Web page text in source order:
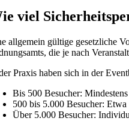
viel
allgemein gültige gesetzliche
die je nach
Praxis haben sich in der
Bis 500 Besucher:
500 bis 5.000 Besucher:
Über 5.000 Besucher: